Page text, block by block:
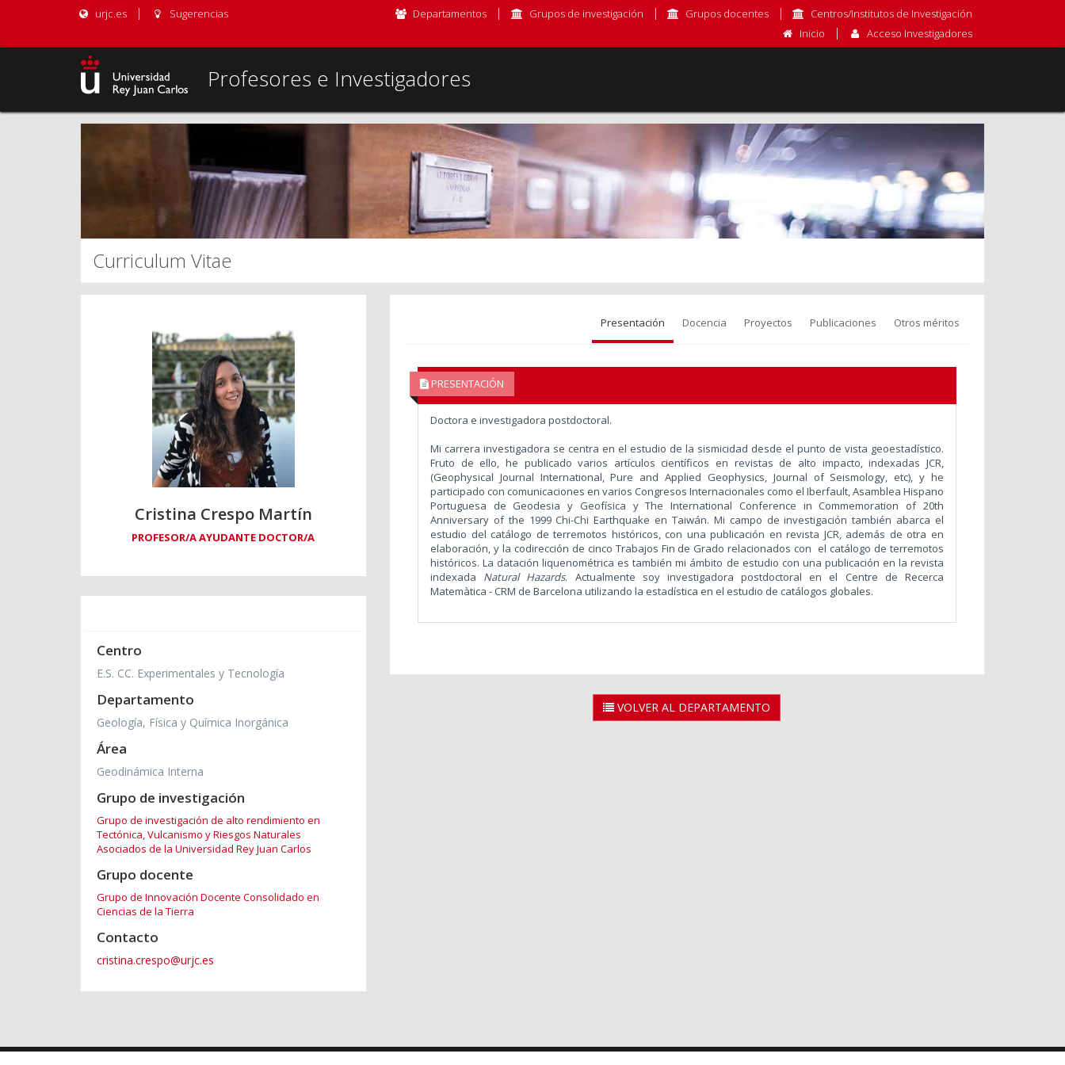
urjc.es Sugerencias Departamentos Grupos de investigación Grupos docentes
Centros/Institutos de Investigación
Inicio
Acceso Investigadores
Profesores e Investigadores
Curriculum Vitae
Cristina Crespo Martín
PROFESOR/A AYUDANTE DOCTOR/A
Centro
E.S. CC. Experimentales y Tecnología
Departamento
Geología, Física y Química Inorgánica
Área
Geodinámica Interna
Grupo de investigación
Grupo de investigación de alto rendimiento en
Tectónica, Vulcanismo y Riesgos Naturales
Asociados de la Universidad Rey Juan Carlos
Grupo docente
Grupo de Innovación Docente Consolidado en
Ciencias de la Tierra
Contacto
cristina.crespo@urjc.es
Presentación Docencia Proyectos Publicaciones Otros méritos
PRESENTACIÓN
Doctora e investigadora postdoctoral.
Mi carrera investigadora se centra en el estudio de la sismicidad desde el punto de vista geoestadístico.
Fruto de ello, he publicado varios artículos científicos en revistas de alto impacto, indexadas JCR,
(Geophysical Journal International, Pure and Applied Geophysics, Journal of Seismology, etc), y he
participado con comunicaciones en varios Congresos Internacionales como el Iberfault, Asamblea Hispano
Portuguesa de Geodesia y Geofísica y The International Conference in Commemoration of 20th
Anniversary of the 1999 Chi-Chi Earthquake en Taiwán. Mi campo de investigación también abarca el
estudio del catálogo de terremotos históricos, con una publicación en revista JCR, además de otra en
elaboración, y la codirección de cinco Trabajos Fin de Grado relacionados con el catálogo de terremotos
históricos. La datación liquenométrica es también mi ámbito de estudio con una publicación en la revista
indexada Natural Hazards. Actualmente soy investigadora postdoctoral en el Centre de Recerca
Matemàtica - CRM de Barcelona utilizando la estadística en el estudio de catálogos globales.
VOLVER AL DEPARTAMENTO